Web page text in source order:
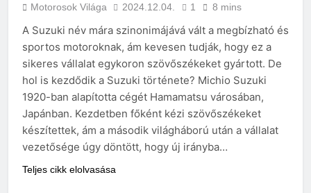
Motorosok Világa 2024.12.04. 1 8 mins
A Suzuki név mára szinonimájává vált a megbízható és
sportos motoroknak, ám kevesen tudják, hogy ez a
sikeres vállalat egykoron szövőszékeket gyártott. De
hol is kezdődik a Suzuki története? Michio Suzuki
1920-ban alapította cégét Hamamatsu városában,
Japánban. Kezdetben főként kézi szövőszékeket
készítettek, ám a második világháború után a vállalat
vezetősége úgy döntött, hogy új irányba…
Teljes cikk elolvasása